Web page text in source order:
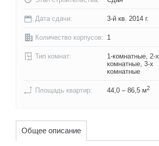
Дата сдачи: 3-й кв. 2014 г.
Количество корпусов: 1
Тип комнат:
1-комнатные, 2-х
комнатные, 3-х
комнатные
Площадь квартир: 44,0 – 86,5 м2
Общее описание